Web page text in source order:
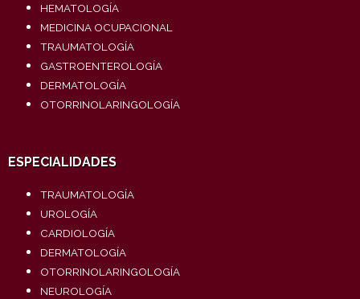
HEMATOLOGÍA
MEDICINA OCUPACIONAL
TRAUMATOLOGÍA
GASTROENTEROLOGÍA
DERMATOLOGÍA
OTORRINOLARINGOLOGÍA
ESPECIALIDADES
TRAUMATOLOGÍA
UROLOGÍA
CARDIOLOGÍA
DERMATOLOGÍA
OTORRINOLARINGOLOGÍA
NEUROLOGÍA